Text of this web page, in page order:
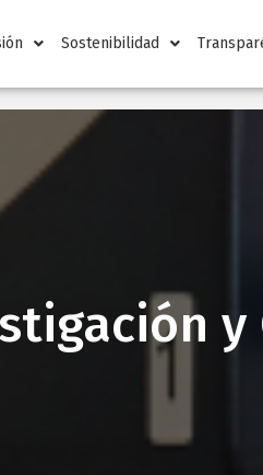
Sostenibilidad
y